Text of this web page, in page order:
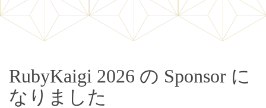
RubyKaigi 2026 の Sponsor に
なりました